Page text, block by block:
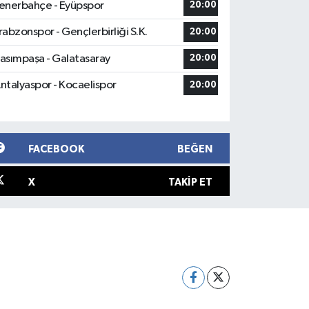
- Eyüpspor 20:00
- Gençlerbirliği S.K. 20:00
- Galatasaray 20:00
- Kocaelispor 20:00
FACEBOOK BEĞEN
X TAKIP ET